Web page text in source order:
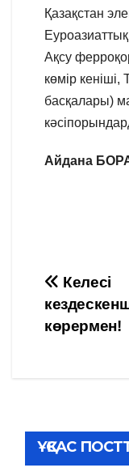
Қазақстан
Ақсу
көмір
басқалары)
Айдана
по
Келесі
көрермен!
ҰҚСАС